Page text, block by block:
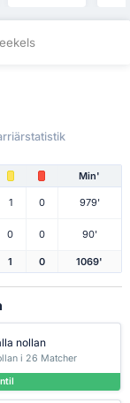
Min'
1 0 979'
0 0 90'
1 0 1069'
nollan
i 26 Matcher